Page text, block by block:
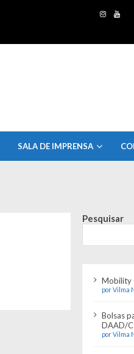
SALA DE IMPRENSA
Pesquisar
Mobility
por Vilma
Bolsas
DAAD/
por Vilma